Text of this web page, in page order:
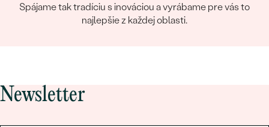
Spájame tak tradíciu s inováciou a vyrábame pre vás to
najlepšie z každej oblasti.
Newsletter